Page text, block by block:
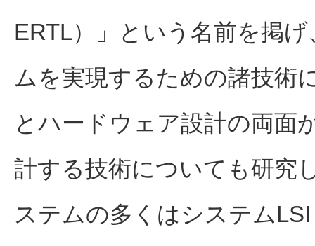
ERTL）」という名前を掲
ムを実現するための諸技術
とハードウェア設計の両面
計する技術についても研究
ステムの多くはシステム